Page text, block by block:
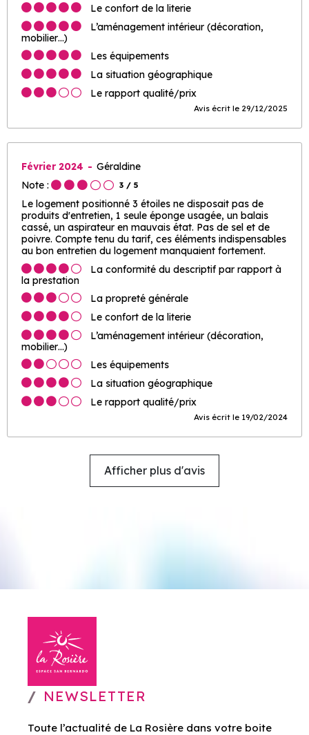
Le confort de la literie
L’aménagement intérieur (décoration,
mobilier…)
Les équipements
La situation géographique
Le rapport qualité/prix
Avis écrit le 29/12/2025
Février 2024
Géraldine
Note :
3 / 5
Le logement positionné 3 étoiles ne disposait pas de
produits d'entretien, 1 seule éponge usagée, un balais
cassé, un aspirateur en mauvais état. Pas de sel et de
poivre. Compte tenu du tarif, ces éléments indispensables
au bon entretien du logement manquaient fortement.
La conformité du descriptif par rapport à
la prestation
La propreté générale
Le confort de la literie
L’aménagement intérieur (décoration,
mobilier…)
Les équipements
La situation géographique
Le rapport qualité/prix
Avis écrit le 19/02/2024
Afficher plus d'avis
NEWSLETTER
Toute l’actualité de La Rosière dans votre boite